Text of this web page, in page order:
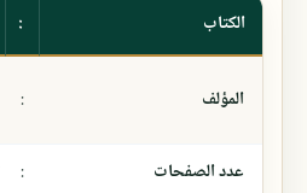
الكتاب :
المؤلف :
عدد الصفحات
: